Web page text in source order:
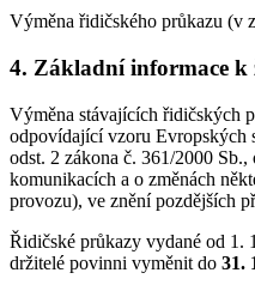
Výměna řidičského průkazu (v
4. Základní informace k
Výměna stávajících řidičských
odpovídající vzoru Evropských
odst. 2 zákona č. 361/2000
komunikacích a o změnách
provozu), ve znění pozdějších
Řidičské průkazy vydané od 1.
držitelé povinni vyměnit do 31.